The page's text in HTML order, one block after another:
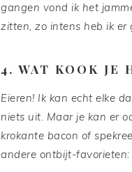
gangen vond ik het
zitten, zo intens heb ik er
4. WAT KOOK JE
Eieren! Ik kan echt elke
niets uit. Maar je kan er
krokante bacon of
andere ontbijt-